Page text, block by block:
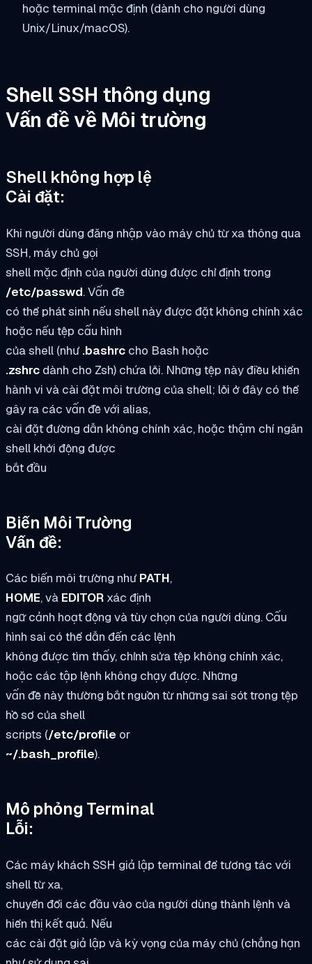
hoặc terminal mặc định (dành cho người dùng
Unix/Linux/macOS).
Shell SSH thông dụng
Vấn đề về Môi trường
Shell không hợp lệ
Cài đặt:
Khi người dùng đăng nhập vào máy chủ từ xa thông qua
SSH, máy chủ gọi
shell mặc định của người dùng được chỉ định trong
/etc/passwd. Vấn đề
có thể phát sinh nếu shell này được đặt không chính xác
hoặc nếu tệp cấu hình
của shell (như .bashrc cho Bash hoặc
.zshrc dành cho Zsh) chứa lỗi. Những tệp này điều khiển
hành vi và cài đặt môi trường của shell; lỗi ở đây có thể
gây ra các vấn đề với alias,
cài đặt đường dẫn không chính xác, hoặc thậm chí ngăn
shell khởi động được
bắt đầu
Biến Môi Trường
Vấn đề:
Các biến môi trường như PATH,
HOME, và EDITOR xác định
ngữ cảnh hoạt động và tùy chọn của người dùng. Cấu
hình sai có thể dẫn đến các lệnh
không được tìm thấy, chỉnh sửa tệp không chính xác,
hoặc các tập lệnh không chạy được. Những
vấn đề này thường bắt nguồn từ những sai sót trong tệp
hồ sơ của shell
scripts (/etc/profile or
~/.bash_profile).
Mô phỏng Terminal
Lỗi:
Các máy khách SSH giả lập terminal để tương tác với
shell từ xa,
chuyển đổi các đầu vào của người dùng thành lệnh và
hiển thị kết quả. Nếu
các cài đặt giả lập và kỳ vọng của máy chủ (chẳng hạn